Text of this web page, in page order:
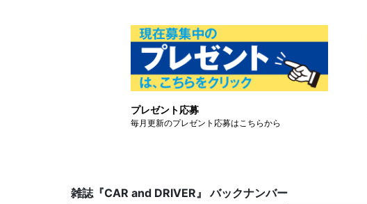
プレゼント応募
毎月更新のプレゼント応募はこちらから
雑誌『CAR and DRIVER』 バックナンバー